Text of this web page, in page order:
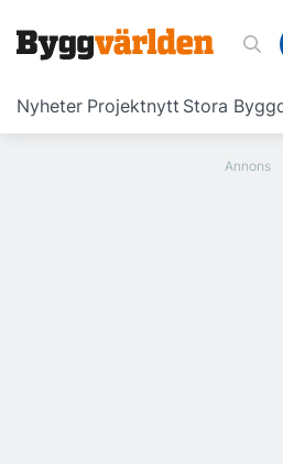
Nyheter Projektnytt Stora